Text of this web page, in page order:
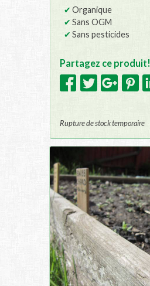
Organique
Sans OGM
Sans pesticides
Partagez ce produit!
Rupture de stock temporaire